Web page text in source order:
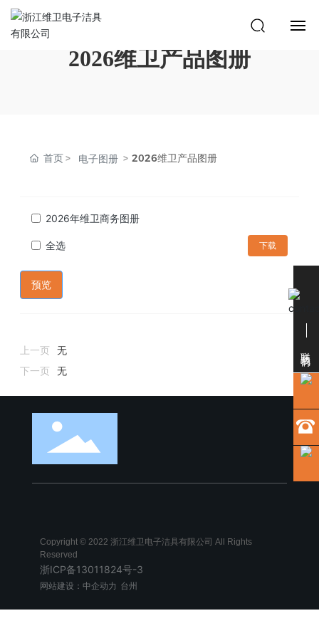
服务支持
联系我们
2026维卫产品图册
首页 电子图册 2026维卫产品图册
2026年维卫商务图册
全选 下载
预览
上一页
无
下一页
无
Copyright © 2022 浙江维卫电子洁具有限公司 All Rights
Reserved
浙ICP备13011824号-3
网站建设：中企动力 台州